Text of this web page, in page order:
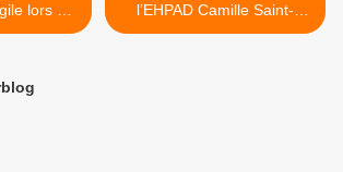
lors de
de
l’EHPAD Camille Saint-
Saëns à Aulnay-sous-Bois >